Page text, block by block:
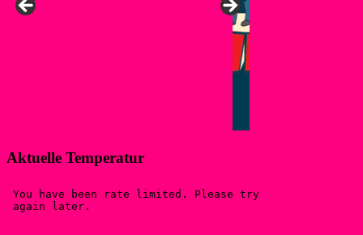
Aktuelle Temperatur